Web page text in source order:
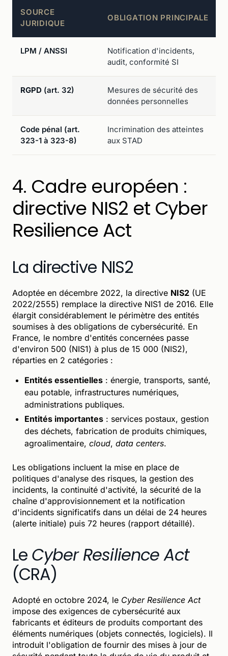
SOURCE
JURIDIQUE
OBLIGATION PRINCIPALE
LPM / ANSSI
Notification d'incidents,
audit, conformité SI
RGPD (art. 32)
Mesures de sécurité des
données personnelles
Code pénal (art.
323-1 à 323-8)
Incrimination des atteintes
aux STAD
4. Cadre européen :
directive NIS2 et Cyber
Resilience Act
La directive NIS2
Adoptée en décembre 2022, la directive NIS2 (UE
2022/2555) remplace la directive NIS1 de 2016. Elle
élargit considérablement le périmètre des entités
soumises à des obligations de cybersécurité. En
France, le nombre d'entités concernées passe
d'environ 500 (NIS1) à plus de 15 000 (NIS2),
réparties en 2 catégories :
Entités essentielles : énergie, transports, santé,
eau potable, infrastructures numériques,
administrations publiques.
Entités importantes : services postaux, gestion
des déchets, fabrication de produits chimiques,
agroalimentaire, cloud, data centers.
Les obligations incluent la mise en place de
politiques d'analyse des risques, la gestion des
incidents, la continuité d'activité, la sécurité de la
chaîne d'approvisionnement et la notification
d'incidents significatifs dans un délai de 24 heures
(alerte initiale) puis 72 heures (rapport détaillé).
Le Cyber Resilience Act
(CRA)
Adopté en octobre 2024, le Cyber Resilience Act
impose des exigences de cybersécurité aux
fabricants et éditeurs de produits comportant des
éléments numériques (objets connectés, logiciels). Il
introduit l'obligation de fournir des mises à jour de